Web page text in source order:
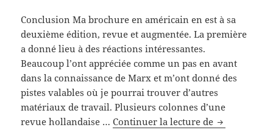
Conclusion Ma brochure en américain en est à sa
deuxième édition, revue et augmentée. La première
a donné lieu à des réactions intéressantes.
Beaucoup l’ont appréciée comme un pas en avant
dans la connaissance de Marx et m’ont donné des
pistes valables où je pourrai trouver d’autres
matériaux de travail. Plusieurs colonnes d’une
revue hollandaise …Continuer la lecture de Karl